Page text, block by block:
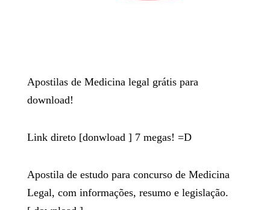
Apostilas de Medicina legal grátis para
download!
Link direto [donwload ] 7 megas! =D
Apostila de estudo para concurso de Medicina
Legal, com informações, resumo e legislação.